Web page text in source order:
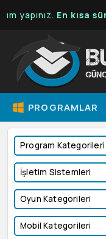
En kısa sürede
PROGRAMLAR
Program Kategorileri
İşletim Sistemleri
Oyun Kategorileri
Mobil Kategorileri